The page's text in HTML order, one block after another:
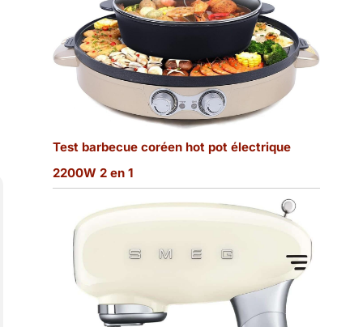
Test barbecue coréen hot pot électrique
2200W 2 en 1